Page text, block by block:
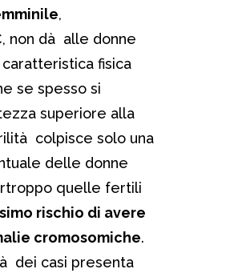
,
non dà alle donne
fisica
se spesso si
superiore alla
colpisce solo una
delle donne
quelle fertili
rischio di avere
cromosomiche.
dei casi presenta